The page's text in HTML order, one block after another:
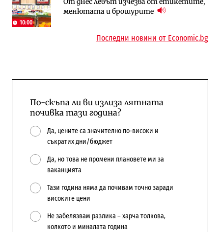
10:00
менютата и брошурите
няколко седмици, ако сушата продължи
попадат в капан на обществените
поръчки?
Последни новини от Economic.bg
По-скъпа ли ви излиза лятната
почивка тази година?
Да, цените са значително по-високи и
съкратих дни/бюджет
Да, но това не промени плановете ми за
ваканцията
Тази година няма да почивам точно заради
високите цени
Не забелязвам разлика – харча толкова,
колкото и миналата година